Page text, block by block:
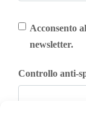
Acconsento
newsletter.
Controllo anti-